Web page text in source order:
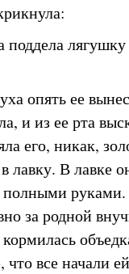
поддела
опять ее
и из ее рта
его, никак,
лавку. В лавке
руками.
за родной
все начали